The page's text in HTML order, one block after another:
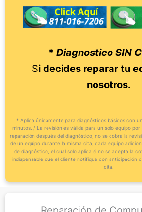
* Diagnostico SIN
Si decides reparar tu
nosotros.
* Aplica únicamente para diagnósticos básicos con
minutos. / La revisión es válida para un solo equipo
reparación después del diagnóstico, no se cobra la
de un equipo durante la misma cita, cada equipo
de diagnóstico, el cual solo aplica si no se acepta la
indispensable que el cliente notifique con anticipación
cita.